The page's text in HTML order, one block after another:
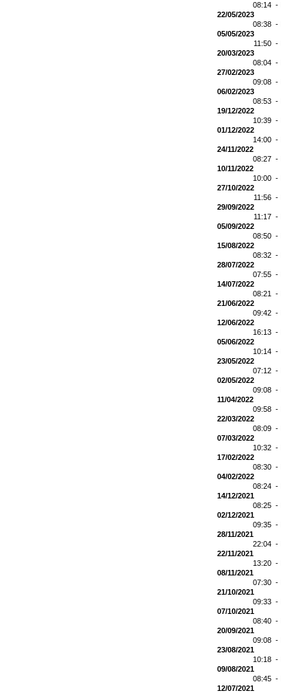
08:14 -
22/05/2023
08:38 -
05/05/2023
11:50 -
20/03/2023
08:04 -
27/02/2023
09:08 -
06/02/2023
08:53 -
19/12/2022
10:39 -
01/12/2022
14:00 -
24/11/2022
08:27 -
10/11/2022
10:00 -
27/10/2022
11:56 -
29/09/2022
11:17 -
05/09/2022
08:50 -
15/08/2022
08:32 -
28/07/2022
07:55 -
14/07/2022
08:21 -
21/06/2022
09:42 -
12/06/2022
16:13 -
05/06/2022
10:14 -
23/05/2022
07:12 -
02/05/2022
09:08 -
11/04/2022
09:58 -
22/03/2022
08:09 -
07/03/2022
10:32 -
17/02/2022
08:30 -
04/02/2022
08:24 -
14/12/2021
08:25 -
02/12/2021
09:35 -
28/11/2021
22:04 -
22/11/2021
13:20 -
08/11/2021
07:30 -
21/10/2021
09:33 -
07/10/2021
08:40 -
20/09/2021
09:08 -
23/08/2021
10:18 -
09/08/2021
08:45 -
12/07/2021